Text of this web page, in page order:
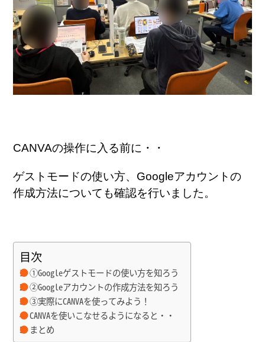
CANVAの操作に入る前に・・
ゲストモードの使い方、Googleアカウントの
作成方法についても確認を行いました。
目次
①Googleゲストモードの使い方を知ろう
②Googleアカウントの作成方法を知ろう
③実際にCANVAを使ってみよう！
CANVAを使いこなせるようになると・・
まとめ